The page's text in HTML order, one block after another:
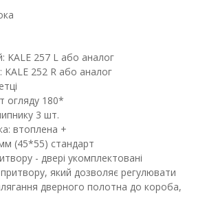
KALE 257 L або аналог
KALE 252 R або аналог
огляду 180*
3 шт.
втоплена +
(45*55) стандарт
- двері укомплектовані
який дозволяє регулювати
дверного полотна до короба,